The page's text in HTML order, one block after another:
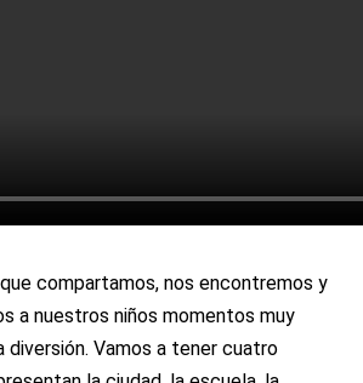
compartamos, nos encontremos y
a nuestros niños momentos muy
diversión. Vamos a tener cuatro